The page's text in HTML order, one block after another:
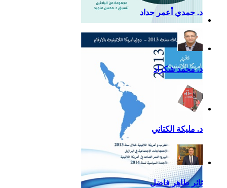
التقرير السياسي لأمريكا
اللاتينية للعام 2020
د. حمدي أعمر حداد
د. محمد شكراد
د. مليكة الكتاني
ثائر طاهر فاضل